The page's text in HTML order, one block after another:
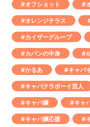
#オフショット #
#オレンジテラス
#カイザーグループ
#カバンの中身 #
#かるあ #キャバ
#キャバクラボーイ芸人
#キャバ嬢 #キャ
#キャバ嬢応援 #